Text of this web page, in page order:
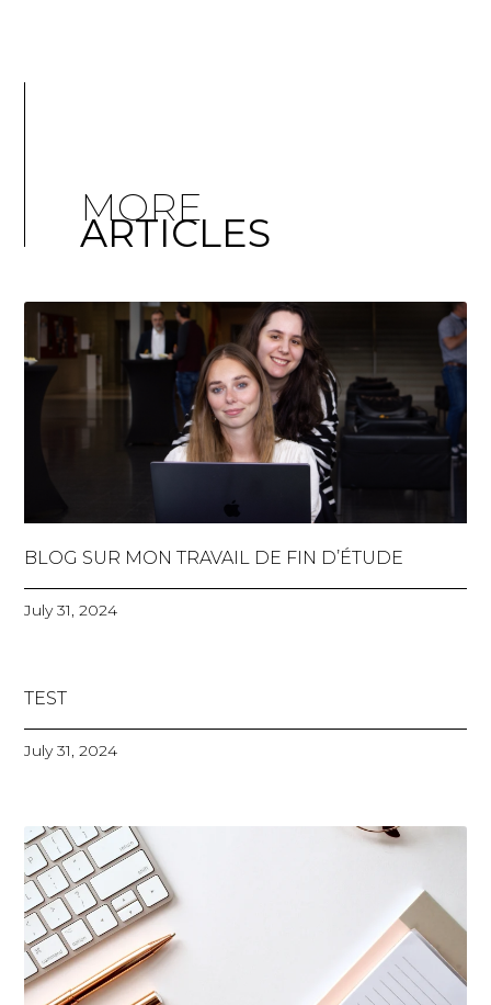
MORE
ARTICLES
BLOG SUR MON TRAVAIL DE FIN D’ÉTUDE
July 31, 2024
TEST
July 31, 2024